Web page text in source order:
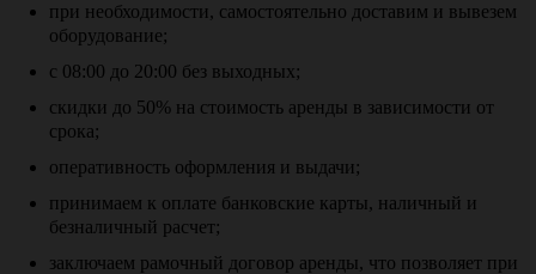
при необходимости, самостоятельно доставим и вывезем
оборудование;
с 08:00 до 20:00 без выходных;
скидки до 50% на стоимость аренды в зависимости от
срока;
оперативность оформления и выдачи;
принимаем к оплате банковские карты, наличный и
безналичный расчет;
заключаем рамочный договор аренды, что позволяет при